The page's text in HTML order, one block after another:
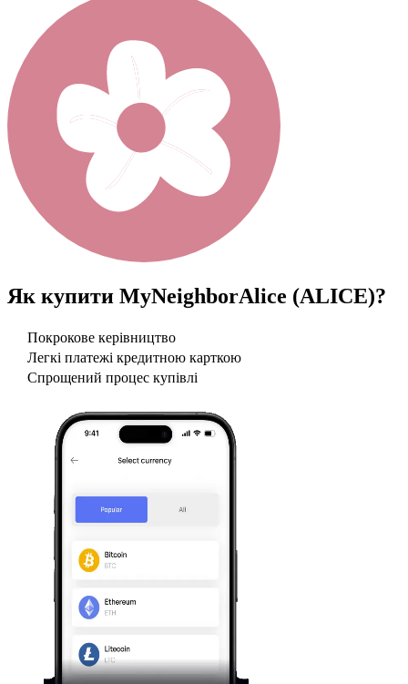
Як купити MyNeighborAlice (ALICE)?
Покрокове керівництво
Легкі платежі кредитною карткою
Спрощений процес купівлі